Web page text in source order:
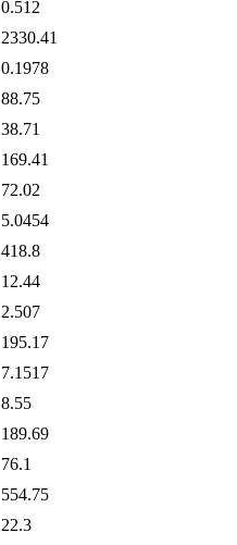
0.512
2330.41
0.1978
88.75
38.71
169.41
72.02
5.0454
418.8
12.44
2.507
195.17
7.1517
8.55
189.69
76.1
554.75
22.3